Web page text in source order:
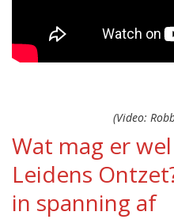
(Video:
Wat mag er
Leidens
in spanning af